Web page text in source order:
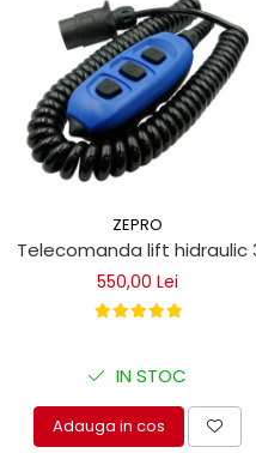
ZEPRO
Telecomanda lift hidraulic
550,00 Lei
IN STOC
Adauga in cos